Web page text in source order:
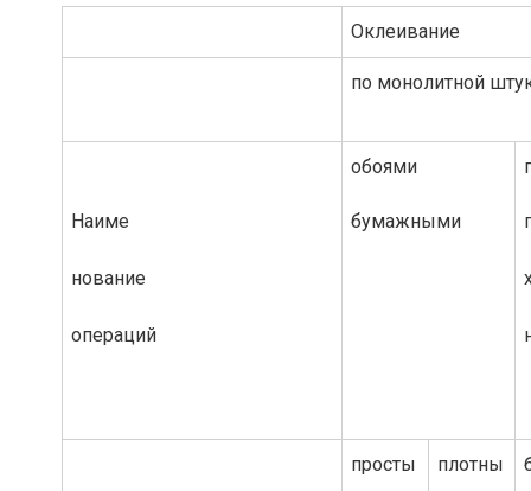
Оклеивание
по монолитной
Наиме
нование
операций
обоями
бумажными
просты плотны